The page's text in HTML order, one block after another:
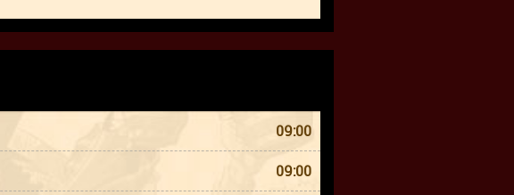
09:00
09:00